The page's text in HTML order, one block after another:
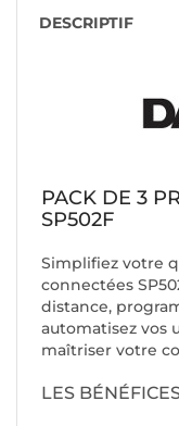
DESCRIPTIF
PACK DE 3
SP502F
Simplifiez votre
connectées
distance,
automatisez vos
maîtriser votre
LES